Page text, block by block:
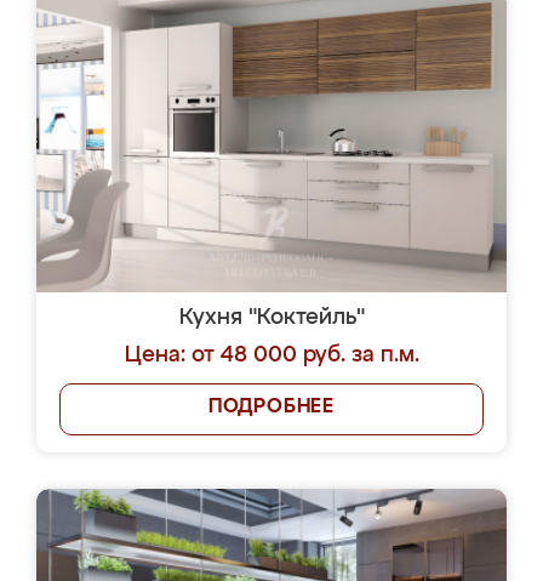
Кухня "Коктейль"
Цена: от 48 000 руб. за п.м.
ПОДРОБНЕЕ